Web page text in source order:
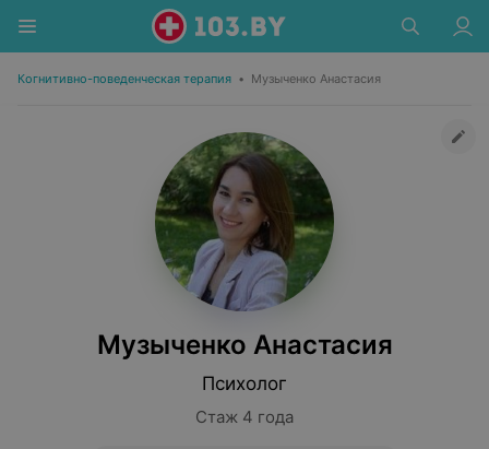
Когнитивно-поведенческая терапия • Музыченко Анастасия
Музыченко Анастасия
Психолог
Стаж 4 года